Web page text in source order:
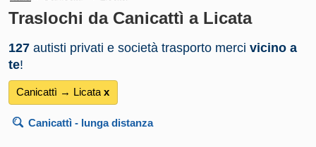
Traslochi da Canicattì a Licata
127 autisti privati e società trasporto merci vicino a
te!
Canicattì → Licata х
Canicattì - lunga distanza